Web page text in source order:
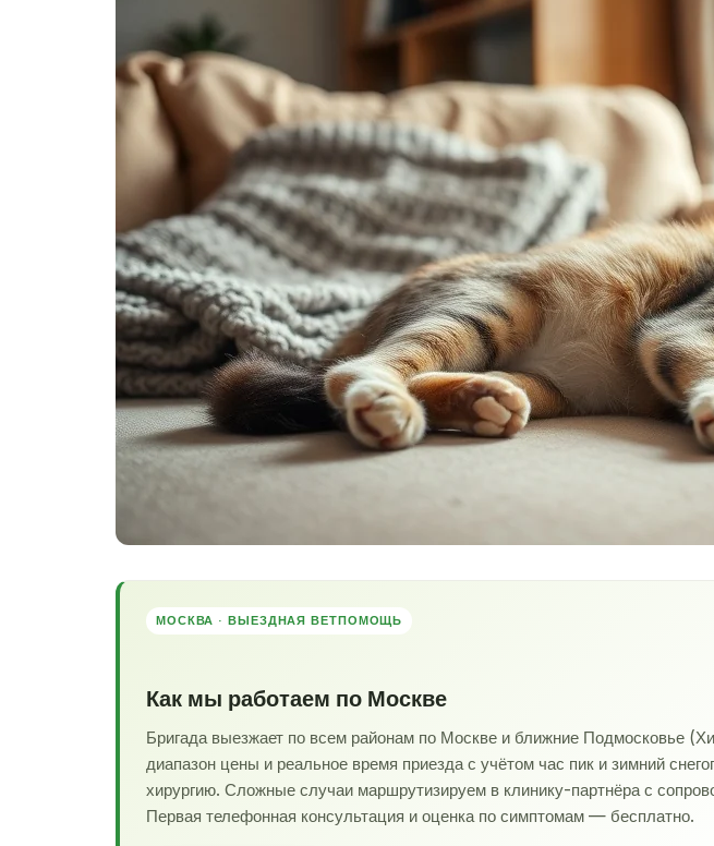
МОСКВА · ВЫЕЗДНАЯ ВЕТПОМОЩЬ
Как мы работаем по Москве
Бригада выезжает по всем районам по Москве и ближние Подмосковье
диапазон цены и реальное время приезда с учётом час пик и зимний
хирургию. Сложные случаи маршрутизируем в клинику-партнёра с
Первая телефонная консультация и оценка по симптомам — бесплатно.